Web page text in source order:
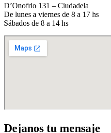
D’Onofrio 131 – Ciudadela
De lunes a viernes de 8 a 17 hs
Sábados de 8 a 14 hs
Dejanos tu mensaje